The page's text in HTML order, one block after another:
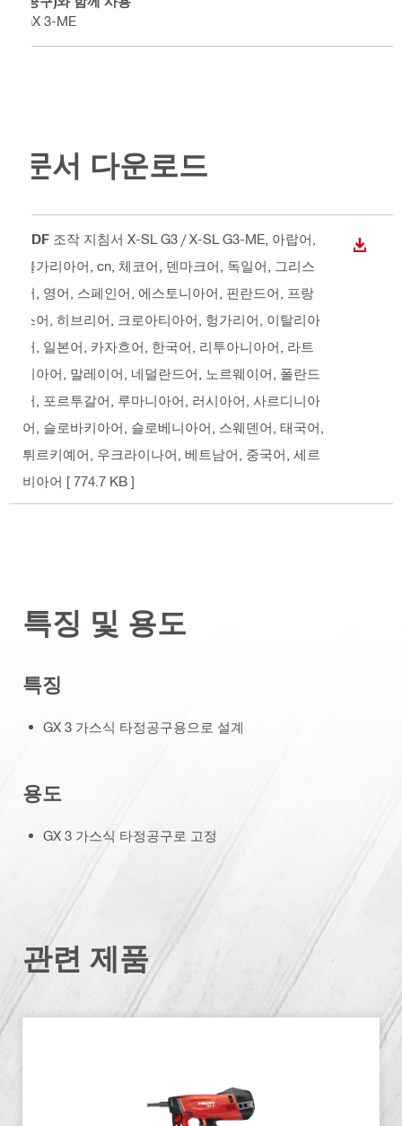
GX 3-ME
문서 다운로드
PDF 조작 지침서 X-SL G3 / X-SL G3-ME , 아랍어,
불가리아어, cn, 체코어, 덴마크어, 독일어, 그리스
어, 영어, 스페인어, 에스토니아어, 핀란드어, 프랑
스어, 히브리어, 크로아티아어, 헝가리어, 이탈리아
어, 일본어, 카자흐어, 한국어, 리투아니아어, 라트
비아어, 말레이어, 네덜란드어, 노르웨이어, 폴란드
어, 포르투갈어, 루마니아어, 러시아어, 사르디니아
어, 슬로바키아어, 슬로베니아어, 스웨덴어, 태국어,
튀르키예어, 우크라이나어, 베트남어, 중국어, 세르
비아어 [ 774.7 KB ]
다운로
특징 및 용도
특징
GX 3 가스식 타정공구용으로 설계
용도
GX 3 가스식 타정공구로 고정
관련 제품